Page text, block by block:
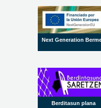
Next Generation
Berditasun plana